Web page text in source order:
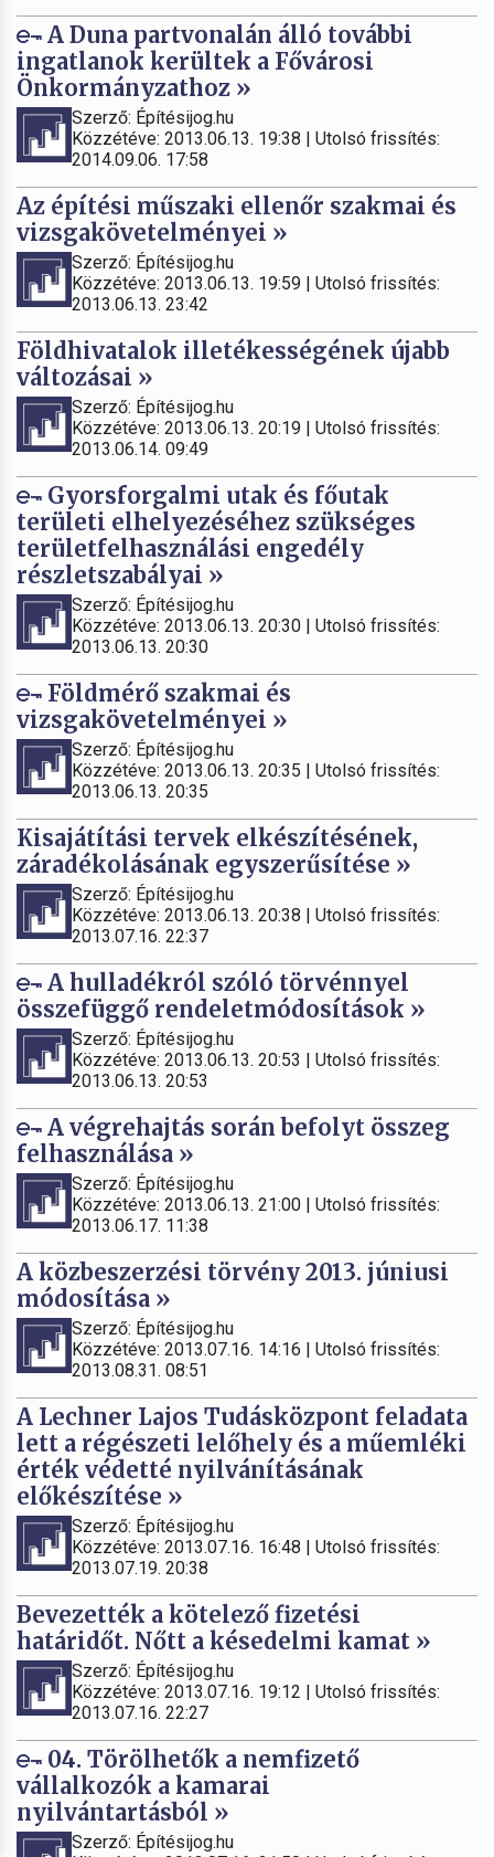
A Duna partvonalán álló további
ingatlanok kerültek a Fővárosi
Önkormányzathoz »
Szerző: Építésijog.hu
Közzétéve: 2013.06.13. 19:38 | Utolsó frissítés:
2014.09.06. 17:58
Az építési műszaki ellenőr szakmai és
vizsgakövetelményei »
Szerző: Építésijog.hu
Közzétéve: 2013.06.13. 19:59 | Utolsó frissítés:
2013.06.13. 23:42
Földhivatalok illetékességének újabb
változásai »
Szerző: Építésijog.hu
Közzétéve: 2013.06.13. 20:19 | Utolsó frissítés:
2013.06.14. 09:49
Gyorsforgalmi utak és főutak
területi elhelyezéséhez szükséges
területfelhasználási engedély
részletszabályai »
Szerző: Építésijog.hu
Közzétéve: 2013.06.13. 20:30 | Utolsó frissítés:
2013.06.13. 20:30
Földmérő szakmai és
vizsgakövetelményei »
Szerző: Építésijog.hu
Közzétéve: 2013.06.13. 20:35 | Utolsó frissítés:
2013.06.13. 20:35
Kisajátítási tervek elkészítésének,
záradékolásának egyszerűsítése »
Szerző: Építésijog.hu
Közzétéve: 2013.06.13. 20:38 | Utolsó frissítés:
2013.07.16. 22:37
A hulladékról szóló törvénnyel
összefüggő rendeletmódosítások »
Szerző: Építésijog.hu
Közzétéve: 2013.06.13. 20:53 | Utolsó frissítés:
2013.06.13. 20:53
A végrehajtás során befolyt összeg
felhasználása »
Szerző: Építésijog.hu
Közzétéve: 2013.06.13. 21:00 | Utolsó frissítés:
2013.06.17. 11:38
A közbeszerzési törvény 2013. júniusi
módosítása »
Szerző: Építésijog.hu
Közzétéve: 2013.07.16. 14:16 | Utolsó frissítés:
2013.08.31. 08:51
A Lechner Lajos Tudásközpont feladata
lett a régészeti lelőhely és a műemléki
érték védetté nyilvánításának
előkészítése »
Szerző: Építésijog.hu
Közzétéve: 2013.07.16. 16:48 | Utolsó frissítés:
2013.07.19. 20:38
Bevezették a kötelező fizetési
határidőt. Nőtt a késedelmi kamat »
Szerző: Építésijog.hu
Közzétéve: 2013.07.16. 19:12 | Utolsó frissítés:
2013.07.16. 22:27
04. Törölhetők a nemfizető
vállalkozók a kamarai
nyilvántartásból »
Szerző: Építésijog.hu